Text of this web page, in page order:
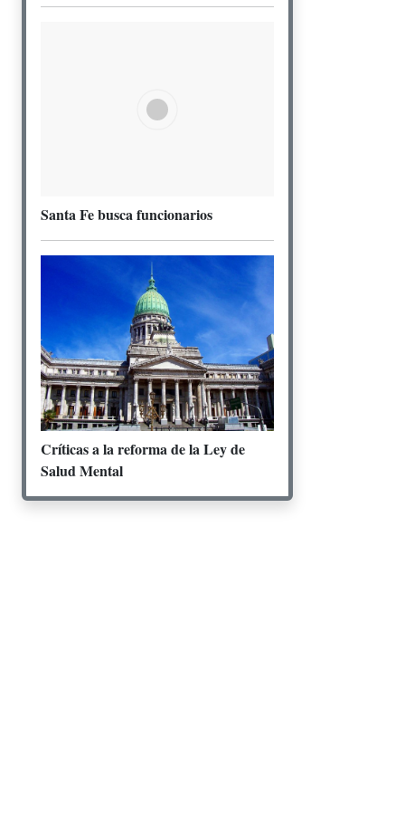
Santa Fe busca funcionarios
Críticas a la reforma de la Ley de
Salud Mental